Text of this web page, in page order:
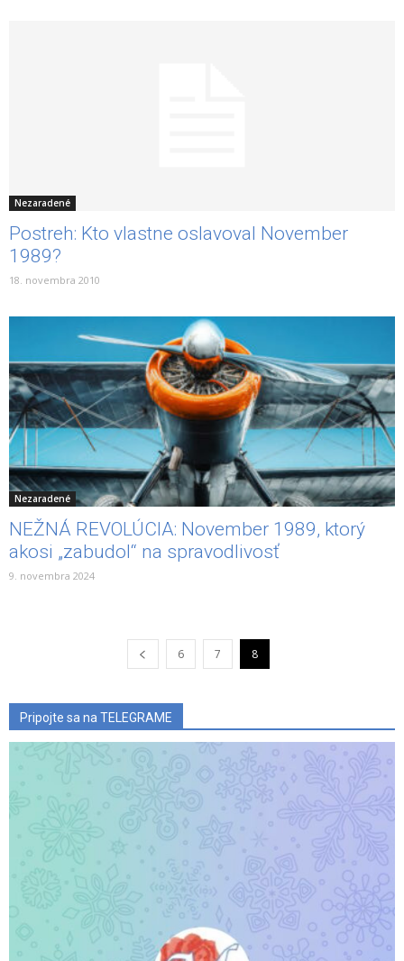
Nezaradené
Postreh: Kto vlastne oslavoval November
1989?
18. novembra 2010
Nezaradené
NEŽNÁ REVOLÚCIA: November 1989, ktorý
akosi „zabudol“ na spravodlivosť
9. novembra 2024
6 7 8
Pripojte sa na TELEGRAME